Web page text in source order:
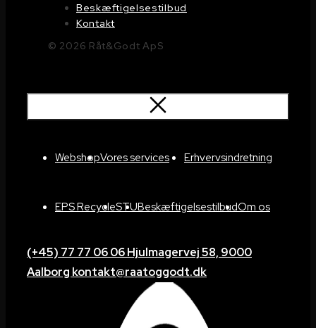
Beskæftigelsestilbud
Kontakt
© 2026 Råt&Godt ApS
WebshopVores services Erhvervsindretning
EPS RecycleSTUBeskæftigelsestilbudOm os
(+45) 77 77 06 06Hjulmagervej 58, 9000
Aalborg kontakt@raatoggodt.dk